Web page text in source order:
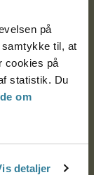
på
til, at
cookies på
statistik. Du
om
detaljer